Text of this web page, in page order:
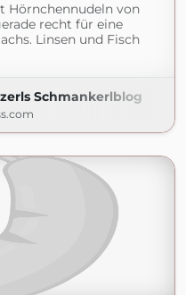
Hörnchennudeln von
recht für eine
Linsen und Fisch
Schmankerlblog